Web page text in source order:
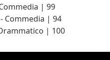
| 99
- Commedia | 94
| 100